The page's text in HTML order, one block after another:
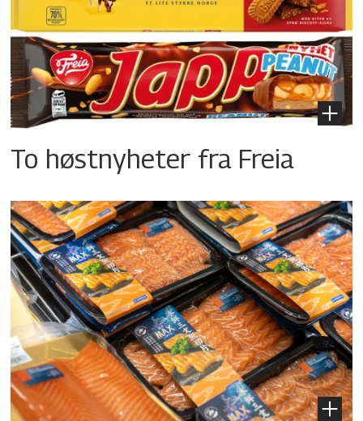
To høstnyheter fra Freia